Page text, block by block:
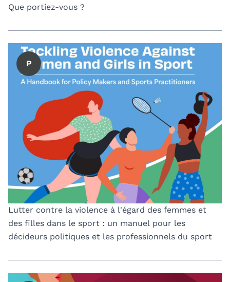
Que portiez-vous ?
P
Lutter contre la violence à l'égard des femmes et
des filles dans le sport : un manuel pour les
décideurs politiques et les professionnels du sport